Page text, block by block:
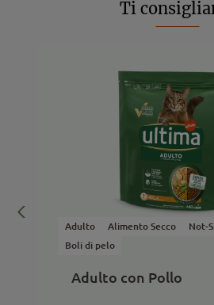
Ti
Adulto Alimento Secco
Not-
Boli di pelo
Adulto con Pollo